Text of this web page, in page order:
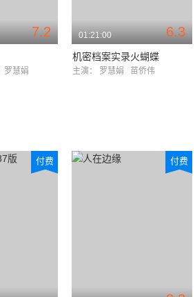
7.2
罗慧娟
6.3
01:21:00
机密档案实录火蝴蝶
主演： 罗慧娟 苗侨伟
付费 付费